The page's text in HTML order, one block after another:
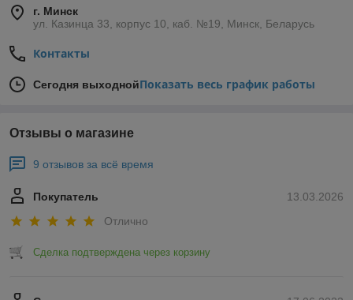
г. Минск
ул. Казинца 33, корпус 10, каб. №19, Минск, Беларусь
Контакты
Сегодня выходнойПоказать весь график работы
Отзывы о магазине
9 отзывов за всё время
13.03.2026
Покупатель
Отлично
Сделка подтверждена через корзину